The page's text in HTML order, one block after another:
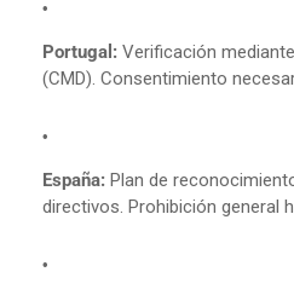
Portugal: Verificación
(CMD). Consentimiento
España: Plan de
directivos. Prohibición general